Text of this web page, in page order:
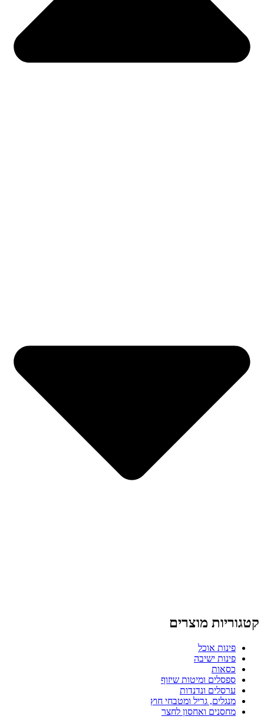
קטגוריות מוצרים
פינות אוכל
פינות ישיבה
כסאות
ספסלים ומיטות שיזוף
ערסלים ונדנדות
מנגלים, גריל ומטבחי חוץ
מחסנים ואחסון לחצר